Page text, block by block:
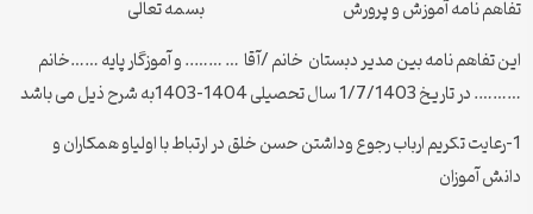
تفاهم نامه آموزش و پرورش بسمه تعالی
این تفاهم نامه بین مدیر دبستان خانم /آقا … …….. و آموزگار پایه ……خانم
………. در تاریخ 1/7/1403 سال تحصیلی 1404-1403به شرح ذیل می باشد
1-رعایت تکریم ارباب رجوع وداشتن حسن خلق در ارتباط با اولیاو همکاران و
دانش آموزان